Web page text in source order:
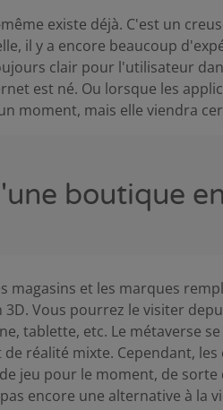
existe déjà. C'est un
il y a encore beaucoup
clair pour l'utilisateur
est né. Ou lorsque les
moment, mais elle viendra
boutique
magasins et les marques
Vous pourrez le visiter
tablette, etc. Le métaverse
réalité mixte. Cependant, les
jeu pour le moment, de
encore une alternative à la